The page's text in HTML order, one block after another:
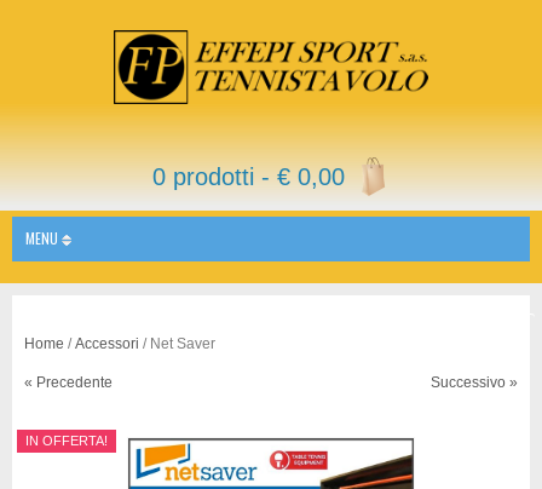
0 prodotti -€0,00
MENU
Home /Accessori / Net Saver
« Precedente Successivo »
IN OFFERTA!